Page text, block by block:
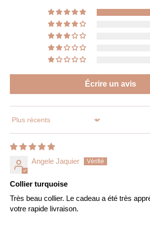
Écrire un avis
Sort by
Angele Jaquier
Collier turquoise
Très beau collier. Le cadeau a été très
votre rapide livraison.